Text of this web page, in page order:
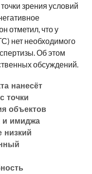
зрения условий
отметил, что у
нет необходимого
Об этом
обсуждений.
нанесёт
точки
объектов
и имиджа
низкий